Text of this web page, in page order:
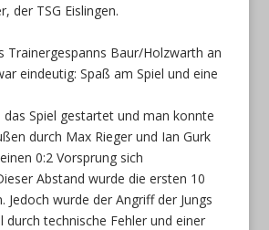
der TSG Eislingen.
Trainergespanns Baur/Holzwarth an
eindeutig: Spaß am Spiel und eine
das Spiel gestartet und man konnte
durch Max Rieger und Ian Gurk
0:2 Vorsprung sich
Abstand wurde die ersten 10
Jedoch wurde der Angriff der Jungs
durch technische Fehler und einer